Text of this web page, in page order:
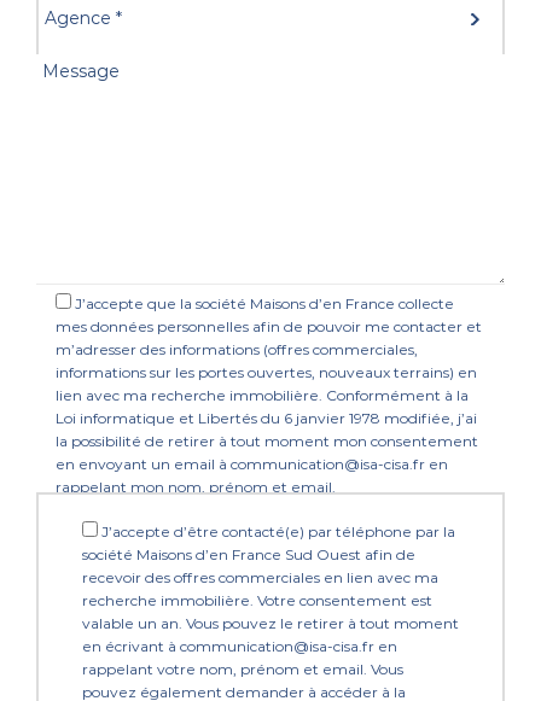
J’accepte que la société Maisons d’en France collecte
mes données personnelles afin de pouvoir me contacter et
m’adresser des informations (offres commerciales,
informations sur les portes ouvertes, nouveaux terrains) en
lien avec ma recherche immobilière. Conformément à la
Loi informatique et Libertés du 6 janvier 1978 modifiée, j’ai
la possibilité de retirer à tout moment mon consentement
en envoyant un email à communication@isa-cisa.fr en
rappelant mon nom, prénom et email.
J’accepte d’être contacté(e) par téléphone par la
société Maisons d’en France Sud Ouest afin de
recevoir des offres commerciales en lien avec ma
recherche immobilière. Votre consentement est
valable un an. Vous pouvez le retirer à tout moment
en écrivant à communication@isa-cisa.fr en
rappelant votre nom, prénom et email. Vous
pouvez également demander à accéder à la